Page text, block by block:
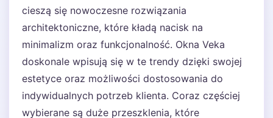
cieszą się nowoczesne rozwiązania
architektoniczne, które kładą nacisk na
minimalizm oraz funkcjonalność. Okna Veka
doskonale wpisują się w te trendy dzięki swojej
estetyce oraz możliwości dostosowania do
indywidualnych potrzeb klienta. Coraz częściej
wybierane są duże przeszklenia, które